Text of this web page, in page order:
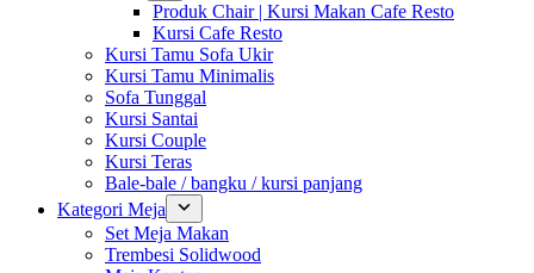
Produk Chair | Kursi Makan Cafe Resto
Kursi Cafe Resto
Kursi Tamu Sofa Ukir
Kursi Tamu Minimalis
Sofa Tunggal
Kursi Santai
Kursi Couple
Kursi Teras
Bale-bale / bangku / kursi panjang
Kategori Meja
Set Meja Makan
Trembesi Solidwood